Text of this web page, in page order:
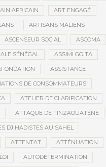
AFRICAIN ART ENGAGÉ
ARTISANS MALIENS
ASCENSEUR SOCIAL ASCOMA
SÉNÉGAL ASSIMI GOITA
ASSISTANCE
DE CONSOMMATEURS
ATELIER DE CLARIFICATION
ATTAQUE DE TINZAOUATÈNE
DJIHADISTES AU SAHEL
ATTENTAT ATTÉNUATION
AUTODÉTERMINATION